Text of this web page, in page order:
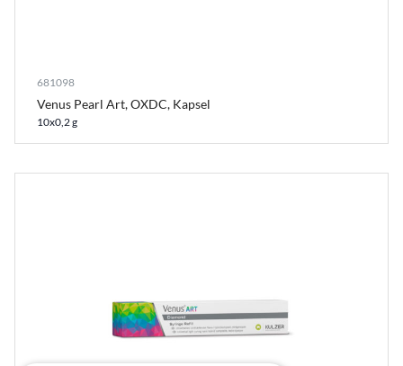
681098
Venus Pearl Art, OXDC, Kapsel
10x0,2 g